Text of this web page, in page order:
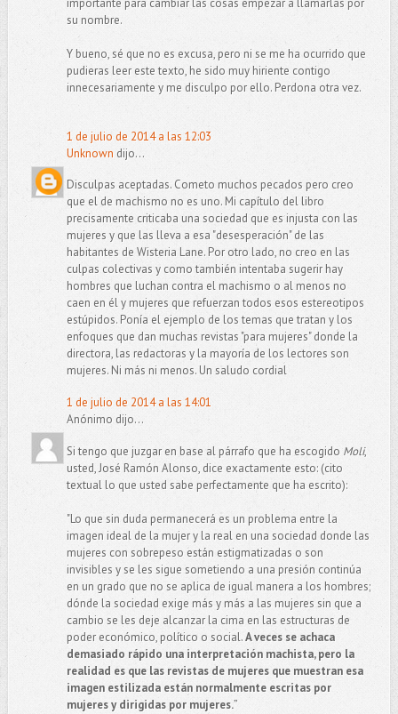
su nombre.
Y bueno, sé que no es excusa, pero ni se me ha ocurrido que
pudieras leer este texto, he sido muy hiriente contigo
innecesariamente y me disculpo por ello. Perdona otra vez.
1 de julio de 2014 a las 12:03
Unknown dijo...
Disculpas aceptadas. Cometo muchos pecados pero creo
que el de machismo no es uno. Mi capítulo del libro
precisamente criticaba una sociedad que es injusta con las
mujeres y que las lleva a esa "desesperación" de las
habitantes de Wisteria Lane. Por otro lado, no creo en las
culpas colectivas y como también intentaba sugerir hay
hombres que luchan contra el machismo o al menos no
caen en él y mujeres que refuerzan todos esos estereotipos
estúpidos. Ponía el ejemplo de los temas que tratan y los
enfoques que dan muchas revistas "para mujeres" donde la
directora, las redactoras y la mayoría de los lectores son
mujeres. Ni más ni menos. Un saludo cordial
1 de julio de 2014 a las 14:01
Anónimo dijo...
Si tengo que juzgar en base al párrafo que ha escogido Moli,
usted, José Ramón Alonso, dice exactamente esto: (cito
textual lo que usted sabe perfectamente que ha escrito):
"Lo que sin duda permanecerá es un problema entre la
imagen ideal de la mujer y la real en una sociedad donde las
mujeres con sobrepeso están estigmatizadas o son
invisibles y se les sigue sometiendo a una presión continúa
en un grado que no se aplica de igual manera a los hombres;
dónde la sociedad exige más y más a las mujeres sin que a
cambio se les deje alcanzar la cima en las estructuras de
poder económico, político o social.A veces se achaca
demasiado rápido una interpretación machista, pero la
realidad es que las revistas de mujeres que muestran esa
imagen estilizada están normalmente escritas por
mujeres y dirigidas por mujeres.”